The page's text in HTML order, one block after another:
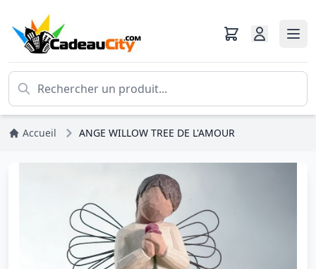
Accueil ANGE WILLOW TREE DE L'AMOUR